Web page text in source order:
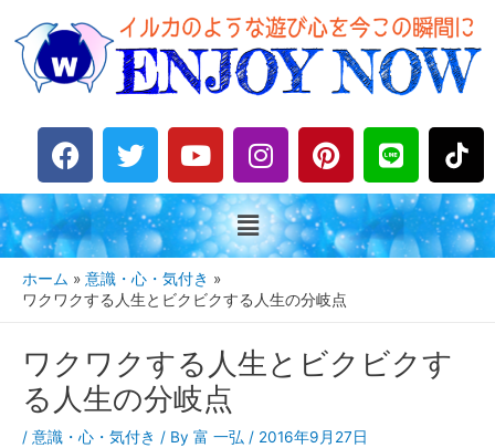
F
a
c
e
b
o
o
T
w
i
t
t
e
r
Y
o
u
t
u
b
e
I
n
s
t
a
r
m
P
i
n
t
e
e
t
L
i
n
e
ホーム
意識・心・気付き
ワクワクする人生とビクビクする人生の分岐点
ワクワクする人生とビクビクす
る人生の分岐点
/ 意識・心・気付き / By 富 一弘 / 2016年9月27日